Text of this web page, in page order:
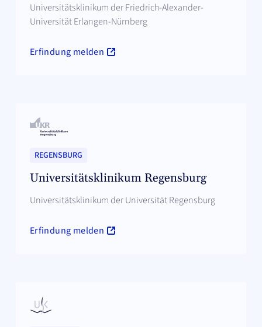
Universitätsklinikum der Friedrich-Alexander-
Universität Erlangen-Nürnberg
Erfindung melden
REGENSBURG
Universitätsklinikum Regensburg
Universitätsklinikum der Universität Regensburg
Erfindung melden